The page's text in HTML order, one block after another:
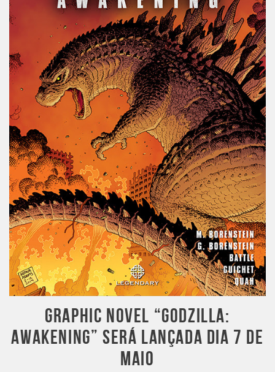
GRAPHIC NOVEL “GODZILLA:
AWAKENING” SERÁ LANÇADA DIA 7 DE
MAIO